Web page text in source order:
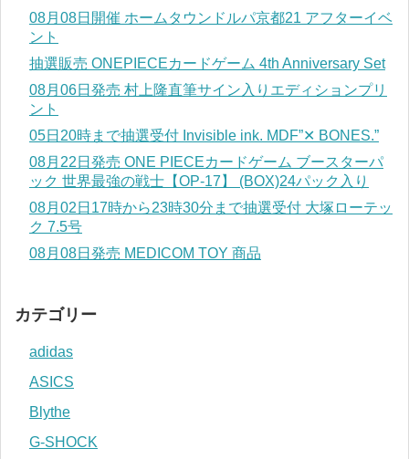
08月08日開催 ホームタウンドルパ京都21 アフターイベ
ント
抽選販売 ONEPIECEカードゲーム 4th Anniversary Set
08月06日発売 村上隆直筆サイン入りエディションプリ
ント
05日20時まで抽選受付 Invisible ink. MDF”✕ BONES.”
08月22日発売 ONE PIECEカードゲーム ブースターパ
ック 世界最強の戦士【OP-17】 (BOX)24パック入り
08月02日17時から23時30分まで抽選受付 大塚ローテッ
ク 7.5号
08月08日発売 MEDICOM TOY 商品
カテゴリー
adidas
ASICS
Blythe
G-SHOCK